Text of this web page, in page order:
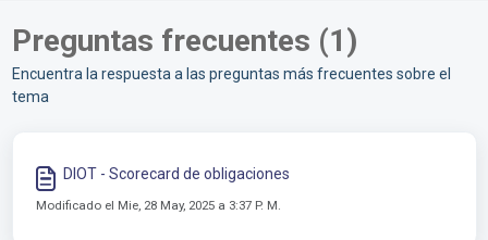
Preguntas frecuentes (1)
Encuentra la respuesta a las preguntas más frecuentes sobre el
tema
DIOT - Scorecard de obligaciones
Modificado el Mie, 28 May, 2025 a 3:37 P. M.